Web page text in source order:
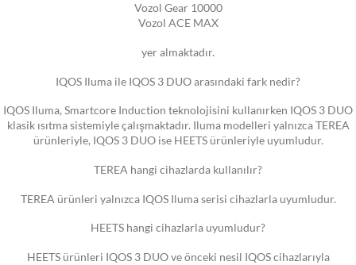
Vozol Gear 10000
Vozol ACE MAX
yer almaktadır.
IQOS Iluma ile IQOS 3 DUO arasındaki fark nedir?
IQOS Iluma, Smartcore Induction teknolojisini kullanırken IQOS 3 DUO
klasik ısıtma sistemiyle çalışmaktadır. Iluma modelleri yalnızca TEREA
ürünleriyle, IQOS 3 DUO ise HEETS ürünleriyle uyumludur.
TEREA hangi cihazlarda kullanılır?
TEREA ürünleri yalnızca IQOS Iluma serisi cihazlarla uyumludur.
HEETS hangi cihazlarla uyumludur?
HEETS ürünleri IQOS 3 DUO ve önceki nesil IQOS cihazlarıyla